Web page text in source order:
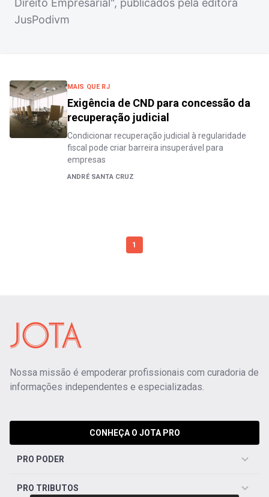
Direito Empresarial", publicados pela editora
JusPodivm
MAIS QUE RJ
Exigência de CND para concessão da
recuperação judicial
Condicionar recuperação judicial à regularidade
fiscal pode criar barreira insuperável para
empresas
ANDRÉ SANTA CRUZ
1
Nossa missão é empoderar profissionais com curadoria de
informações independentes e especializadas.
CONHEÇA O JOTA PRO
PRO PODER
PRO TRIBUTOS